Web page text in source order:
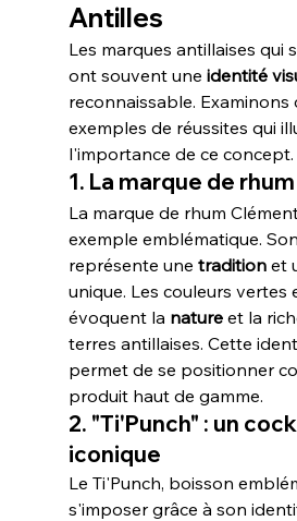
Antilles
Les marques antillaises qui
ont souvent une identité
reconnaissable. Examinons
exemples de réussites qui
l'importance de ce concept.
1. La marque de
La marque de rhum
exemple emblématique.
représente une tradition et
unique. Les couleurs vertes
évoquent la nature et la
terres antillaises. Cette
permet de se positionner
produit haut de gamme.
2. "Ti'Punch" : un
iconique
Le Ti'Punch, boisson
s'imposer grâce à son